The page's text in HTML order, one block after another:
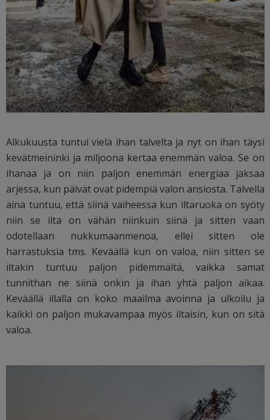
Alkukuusta tuntui vielä ihan talvelta ja nyt on ihan täysi
kevätmeininki ja miljoona kertaa enemmän valoa. Se on
ihanaa ja on niin paljon enemmän energiaa jaksaa
arjessa, kun päivät ovat pidempiä valon ansiosta. Talvella
aina tuntuu, että siinä vaiheessa kun iltaruoka on syöty
niin se ilta on vähän niinkuin siinä ja sitten vaan
odotellaan nukkumaanmenoa, ellei sitten ole
harrastuksia tms. Keväällä kun on valoa, niin sitten se
iltakin tuntuu paljon pidemmältä, vaikka samat
tunnithan ne siinä onkin ja ihan yhtä paljon aikaa.
Keväällä illalla on koko maailma avoinna ja ulkoilu ja
kaikki on paljon mukavampaa myös iltaisin, kun on sitä
valoa.